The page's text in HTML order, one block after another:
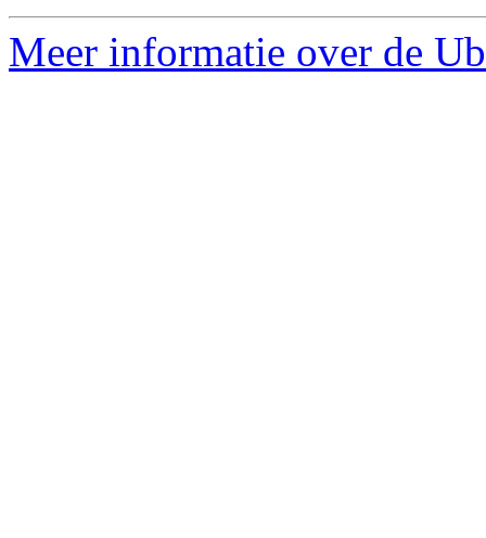
Meer informatie over de